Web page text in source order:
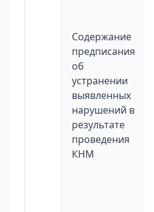
Содержание
предписания
об
устранении
выявленных
нарушений в
результате
проведения
КНМ